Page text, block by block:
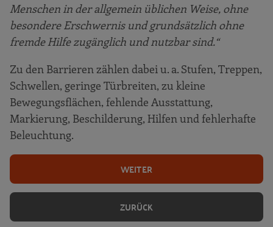
Menschen in der allgemein üblichen Weise, ohne
besondere Erschwernis und grundsätzlich ohne
fremde Hilfe zugänglich und nutzbar sind.“
Zu den Barrieren zählen dabei u. a. Stufen, Treppen,
Schwellen, geringe Türbreiten, zu kleine
Bewegungsflächen, fehlende Ausstattung,
Markierung, Beschilderung, Hilfen und fehlerhafte
Beleuchtung.
ZURÜCK
WEITER